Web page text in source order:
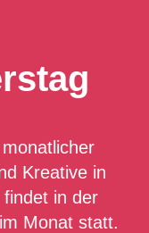
Kreative in
in der
Monat statt.